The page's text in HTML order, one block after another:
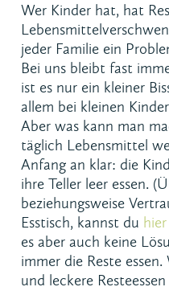
Wer Kinder hat, hat
jeder Familie ein
Bei uns bleibt fast
ist es nur ein kleiner
allem bei kleinen
Aber was kann man
täglich Lebensmittel
Anfang an klar: die
ihre Teller leer essen.
beziehungsweise
Esstisch, kannst du
es aber auch keine
immer die Reste
und leckere